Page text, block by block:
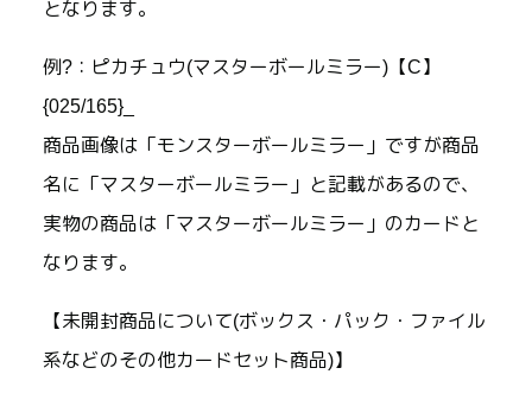
となります。
例?：ピカチュウ(マスターボールミラー)【C】
{025/165}_
商品画像は「モンスターボールミラー」ですが商品
名に「マスターボールミラー」と記載があるので、
実物の商品は「マスターボールミラー」のカードと
なります。
【未開封商品について(ボックス・パック・ファイル
系などのその他カードセット商品)】